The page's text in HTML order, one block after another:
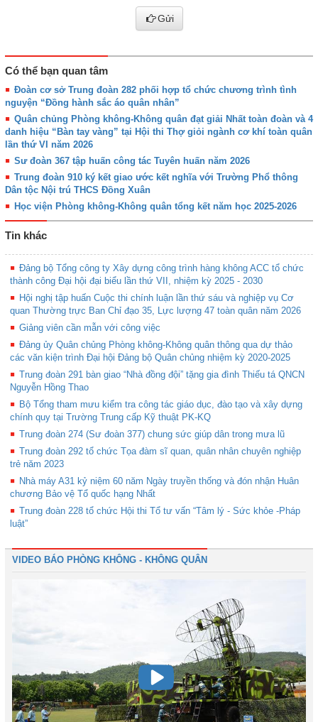
Gửi
Có thể bạn quan tâm
Đoàn cơ sở Trung đoàn 282 phối hợp tổ chức chương trình tình
nguyện “Đồng hành sắc áo quân nhân”
Quân chủng Phòng không-Không quân đạt giải Nhất toàn đoàn và 4
danh hiệu “Bàn tay vàng” tại Hội thi Thợ giỏi ngành cơ khí toàn quân
lần thứ VI năm 2026
Sư đoàn 367 tập huấn công tác Tuyên huấn năm 2026
Trung đoàn 910 ký kết giao ước kết nghĩa với Trường Phổ thông
Dân tộc Nội trú THCS Đồng Xuân
Học viện Phòng không-Không quân tổng kết năm học 2025-2026
Tin khác
Đảng bộ Tổng công ty Xây dựng công trình hàng không ACC tổ chức
thành công Đại hội đại biểu lần thứ VII, nhiệm kỳ 2025 - 2030
Hội nghị tập huấn Cuộc thi chính luận lần thứ sáu và nghiệp vụ Cơ
quan Thường trực Ban Chỉ đạo 35, Lực lượng 47 toàn quân năm 2026
Giảng viên cần mẫn với công việc
Đảng ủy Quân chủng Phòng không-Không quân thông qua dự thảo
các văn kiện trình Đại hội Đảng bộ Quân chủng nhiệm kỳ 2020-2025
Trung đoàn 291 bàn giao “Nhà đồng đội” tặng gia đình Thiếu tá QNCN
Nguyễn Hồng Thao
Bộ Tổng tham mưu kiểm tra công tác giáo dục, đào tạo và xây dựng
chính quy tại Trường Trung cấp Kỹ thuật PK-KQ
Trung đoàn 274 (Sư đoàn 377) chung sức giúp dân trong mưa lũ
Trung đoàn 292 tổ chức Tọa đàm sĩ quan, quân nhân chuyên nghiệp
trẻ năm 2023
Nhà máy A31 kỷ niệm 60 năm Ngày truyền thống và đón nhận Huân
chương Bảo vệ Tổ quốc hạng Nhất
Trung đoàn 228 tổ chức Hội thi Tổ tư vấn “Tâm lý - Sức khỏe -Pháp
luật”
VIDEO BÁO PHÒNG KHÔNG - KHÔNG QUÂN